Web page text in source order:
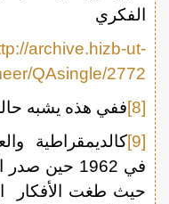
الفكري
archive.hizb-ut-
QAsingle/2772/
[8]
ففي هذه يشبه
[9]
كالديمقراطية
في 1962
حيث طغت الأفكار